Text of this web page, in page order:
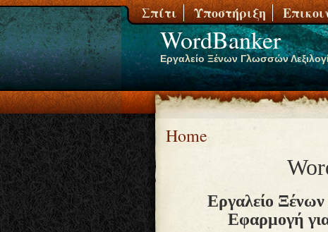
WordBanker
Εργαλείο Ξένων Γλωσσών
Σπίτι Υποστήριξη
Home
Εργαλείο
Εφαρμογή